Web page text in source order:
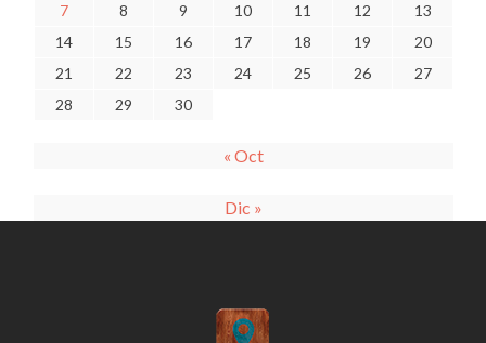
7
8 9 10 11 12
13
14
15 16 17 18 19
20
21
22 23 24 25 26
27
28
29 30
« Oct
Dic »